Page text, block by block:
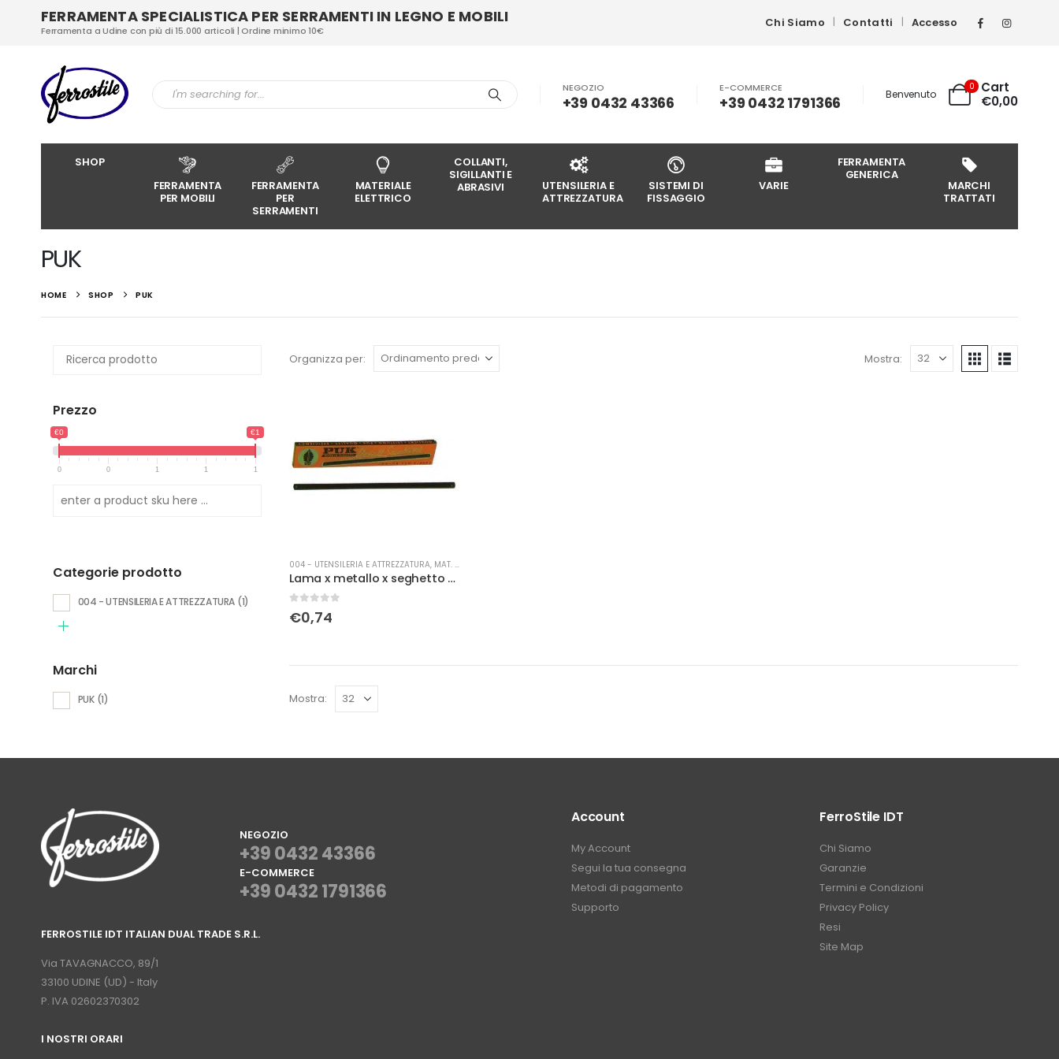
FERRAMENTA SPECIALISTICA PER SERRAMENTI IN LEGNO E MOBILI
Ferramenta a Udine con più di 15.000 articoli | Ordine minimo 10€
Chi Siamo Contatti Accesso
NEGOZIO
+39 0432 43366
E-COMMERCE
+39 0432 1791366 Benvenuto
0
Cart
€0,00
SHOP
FERRAMENTA
PER MOBILI
FERRAMENTA
PER
SERRAMENTI
MATERIALE
ELETTRICO
COLLANTI,
SIGILLANTI E
ABRASIVI
UTENSILERIA E
ATTREZZATURA
SISTEMI DI
FISSAGGIO
VARIE
FERRAMENTA
GENERICA
MARCHI
TRATTATI
PUK
HOME SHOP PUK
Organizza per: Mostra:
004 - UTENSILERIA E ATTREZZATURA, MAT. DI CONSUMO
Lama x metallo x seghetto Puk
Su 5
€0,74
Mostra:
Prezzo
€0 €1
0 0 1 1 1
Categorie prodotto
004 - UTENSILERIA E ATTREZZATURA (1)
Marchi
PUK (1)
NEGOZIO
+39 0432 43366
E-COMMERCE
+39 0432 1791366
FERROSTILE IDT ITALIAN DUAL TRADE S.R.L.
Via TAVAGNACCO, 89/1
33100 UDINE (UD) - Italy
P. IVA 02602370302
I NOSTRI ORARI
Account
My Account
Segui la tua consegna
Metodi di pagamento
Supporto
FerroStile IDT
Chi Siamo
Garanzie
Termini e Condizioni
Privacy Policy
Resi
Site Map